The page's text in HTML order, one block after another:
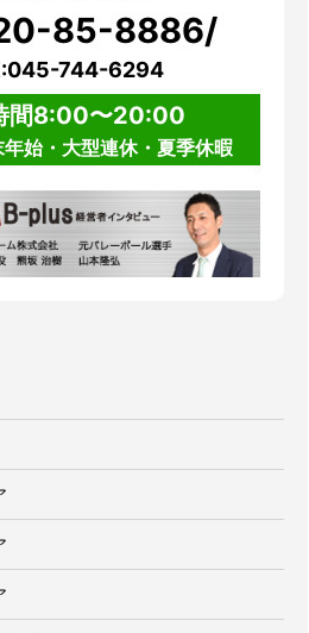
85-8886/
744-6294
間8:00〜20:00
始・大型連休・夏季休暇